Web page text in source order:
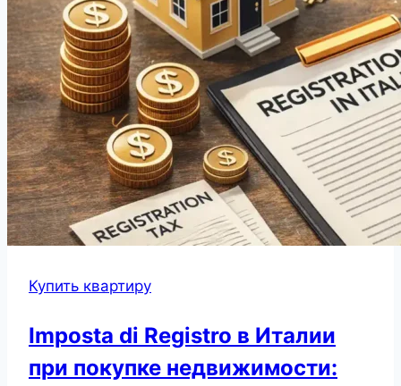
Купить квартиру
Imposta di Registro в Италии
при покупке недвижимости: